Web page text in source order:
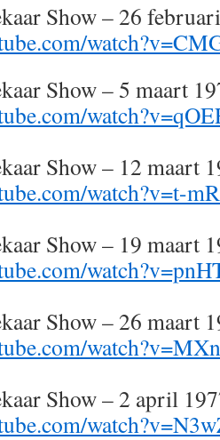
Show – 26
Show – 5 maart
Show – 12 maart
watch?v=t-
Show – 19 maart
Show – 26 maart
Show – 2 april